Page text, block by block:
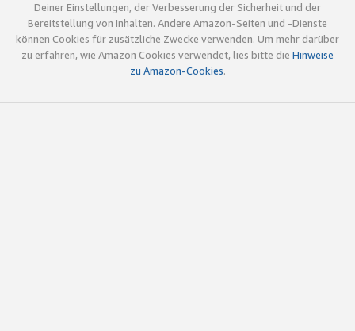
Deiner Einstellungen, der Verbesserung der Sicherheit und der
Bereitstellung von Inhalten. Andere Amazon-Seiten und -Dienste
können Cookies für zusätzliche Zwecke verwenden. Um mehr darüber
zu erfahren, wie Amazon Cookies verwendet, lies bitte die Hinweise
zu Amazon-Cookies.